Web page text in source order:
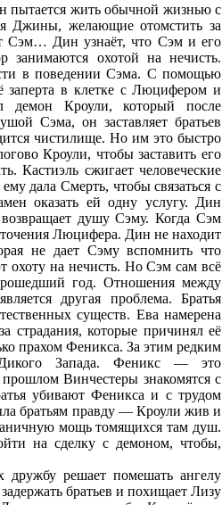
пытается жить обычной жизнью с
Джины, желающие отомстить за
Сэм… Дин узнаёт, что Сэм и его
занимаются охотой на нечисть.
в поведении Сэма. С помощью
заперта в клетке с Люцифером и
демон Кроули, который после
Сэма, он заставляет братьев
чистилище. Но им это быстро
Кроули, чтобы заставить его
Кастиэль сжигает человеческие
дала Смерть, чтобы связаться с
оказать ей одну услугу. Дин
возвращает душу Сэму. Когда Сэм
Люцифера. Дин не находит
не дает Сэму вспомнить что
охоту на нечисть. Но Сэм сам всё
год. Отношения между
другая проблема. Братья
существ. Ева намерена
страдания, которые причинял её
прахом Феникса. За этим редким
Запада. Феникс — это
Винчестеры знакомятся с
убивают Феникса и с трудом
братьям правду — Кроули жив и
мощь томящихся там душ.
на сделку с демоном, чтобы,
дружбу решает помешать ангелу
братьев и похищает Лизу